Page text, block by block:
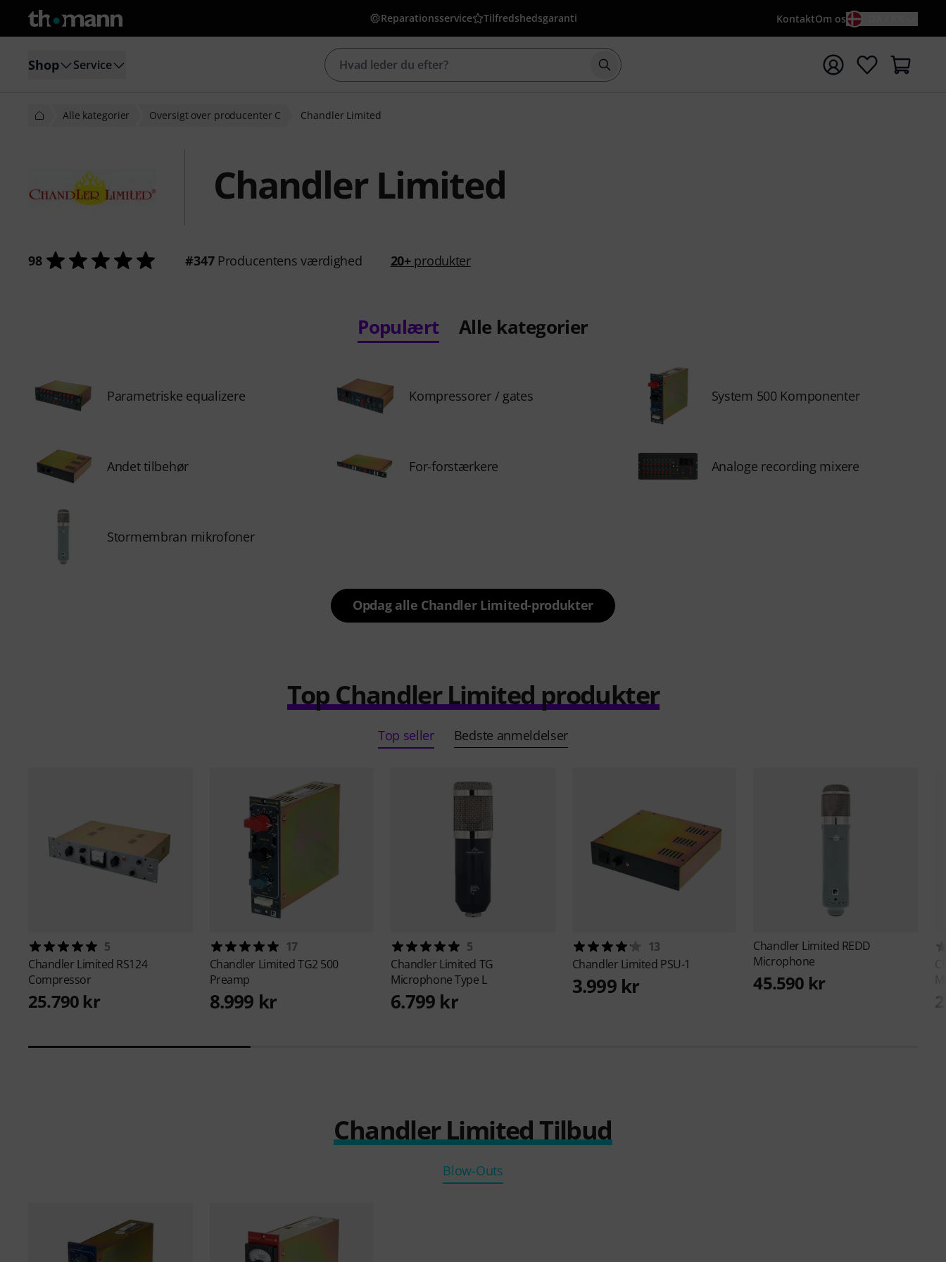
Reparationsservice Tilfredshedsgaranti KontaktOm os
Shop Service Start søgning med søgeord {searchTerm}
Alle kategorier Oversigt over producenter C Chandler Limited
Chandler Limited
98 #347Producentens værdighed 20+produkter
Populært Alle kategorier
Parametriske equalizere Kompressorer / gates System 500 Komponenter
Andet tilbehør For-forstærkere Analoge recording mixere
Stormembran mikrofoner
Opdag alle Chandler Limited-produkter
Top Chandler Limited produkter
Top seller Bedste anmeldelser
5
Chandler Limited RS124
Compressor
25.790 kr
17
Chandler LimitedTG2 500
Preamp
8.999 kr
5
Chandler Limited TG
Microphone Type L
6.799 kr
13
Chandler Limited PSU-1
3.999 kr
Chandler Limited REDD
Microphone
45.590 kr
Chandler Limited Tilbud
Blow-Outs